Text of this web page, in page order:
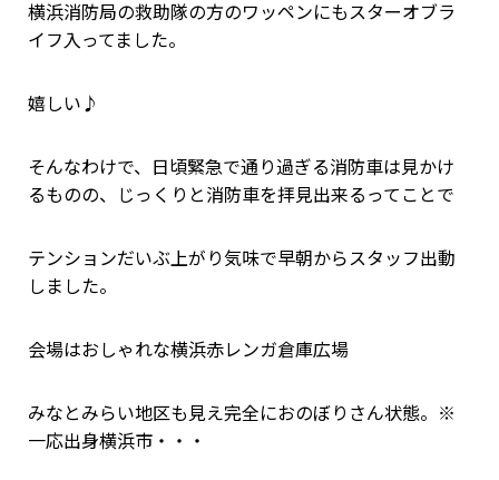
横浜消防局の救助隊の方のワッペンにもスターオブラ
イフ入ってました。
嬉しい♪
そんなわけで、日頃緊急で通り過ぎる消防車は見かけ
るものの、じっくりと消防車を拝見出来るってことで
テンションだいぶ上がり気味で早朝からスタッフ出動
しました。
会場はおしゃれな横浜赤レンガ倉庫広場
みなとみらい地区も見え完全におのぼりさん状態。※
一応出身横浜市・・・